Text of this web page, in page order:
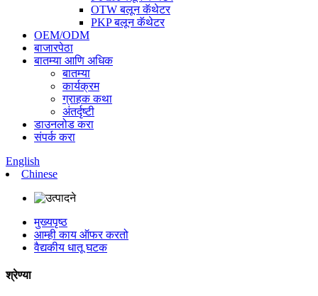
OTW बलून कॅथेटर
PKP बलून कॅथेटर
OEM/ODM
बाजारपेठा
बातम्या आणि अधिक
बातम्या
कार्यक्रम
ग्राहक कथा
अंतर्दृष्टी
डाउनलोड करा
संपर्क करा
English
Chinese
मुख्यपृष्ठ
आम्ही काय ऑफर करतो
वैद्यकीय धातू घटक
श्रेण्या